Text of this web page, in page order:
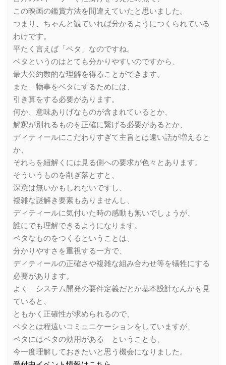
この映画の鑑賞方法を間違えていたと思いました。
つまり、ちゃんと観ていれば分かるようにつくられている
わけです。
平たく言えば「ベタ」なのですね。
ベタというのはとても分かりやすいのですから、
最大公約数的な理解を得ることができます。
また、物事をベタにするためには、
引き算をする必要があります。
何か、意味ありげなものが含まれているとか、
解釈が別れるものを正確に繋げる必要があるとか、
ディティールにこだわりすぎて主旨とは遠い話が増えると
か、
それらを紐解くには見る側への要求が色々とあります。
そういうものを削ぎ落とすと、
深意は無いかもしれないですし、
複雑な謎解き要素もありませんし、
ディティールに気付いた時の感動も無いでしょうが、
誰にでも理解できるようになります。
ベタなものをつくるということは、
分かりやすさを重視する一方で、
ディティールの正確さや複雑な組み合わせ等を犠牲にする
必要があります。
よく、システム開発の要件定義だとか基本設計なんかを見
ていると、
ともかく正確性が求められるので、
ベタとは程遠いコミュニケーションをしていますが、
ベタにはベタの効用がある ということも、
今一度理解しておきたいと思う機会になりました。